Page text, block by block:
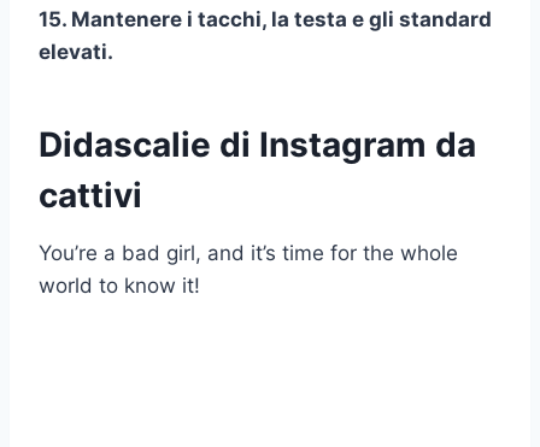
15. Mantenere i tacchi, la testa e gli standard
elevati.
Didascalie di Instagram da
cattivi
You’re a bad girl, and it’s time for the whole
world to know it!